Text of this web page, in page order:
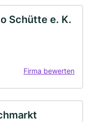
Schütte e. K.
Firma bewerten